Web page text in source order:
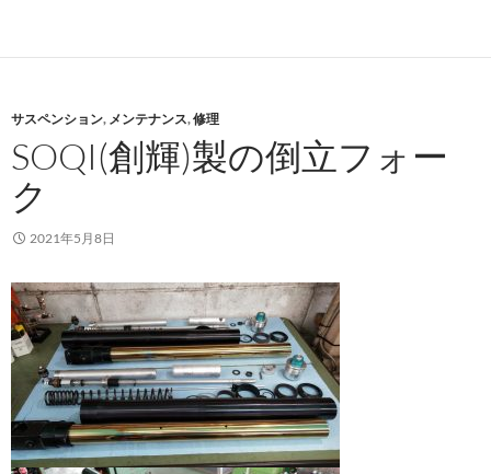
サスペンション, メンテナンス,修理
SOQI(創輝)製の倒立フォー
ク
2021年5月8日